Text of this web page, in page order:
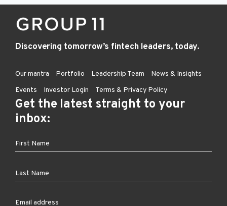
Discovering tomorrow’s fintech leaders, today.
Our mantra Portfolio Leadership Team
News & Insights
Events
Investor Login Terms & Privacy Policy
Get the latest straight to your
inbox: